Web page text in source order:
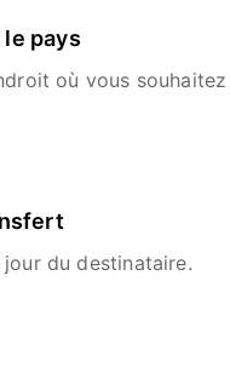
pays
où vous
du destinataire.